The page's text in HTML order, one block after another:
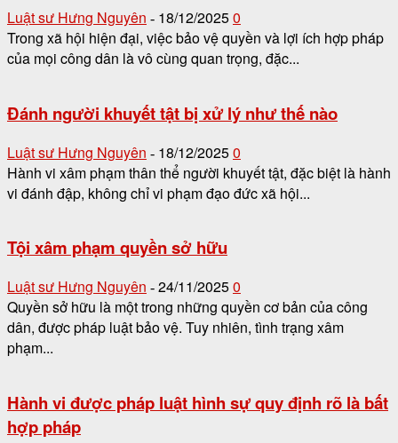
Luật sư Hưng Nguyên - 18/12/20250
Trong xã hội hiện đại, việc bảo vệ quyền và lợi ích hợp pháp
của mọi công dân là vô cùng quan trọng, đặc...
Đánh người khuyết tật bị xử lý như thế nào
Luật sư Hưng Nguyên - 18/12/20250
Hành vi xâm phạm thân thể người khuyết tật, đặc biệt là hành
vi đánh đập, không chỉ vi phạm đạo đức xã hội...
Tội xâm phạm quyền sở hữu
Luật sư Hưng Nguyên - 24/11/20250
Quyền sở hữu là một trong những quyền cơ bản của công
dân, được pháp luật bảo vệ. Tuy nhiên, tình trạng xâm
phạm...
Hành vi được pháp luật hình sự quy định rõ là bất
hợp pháp